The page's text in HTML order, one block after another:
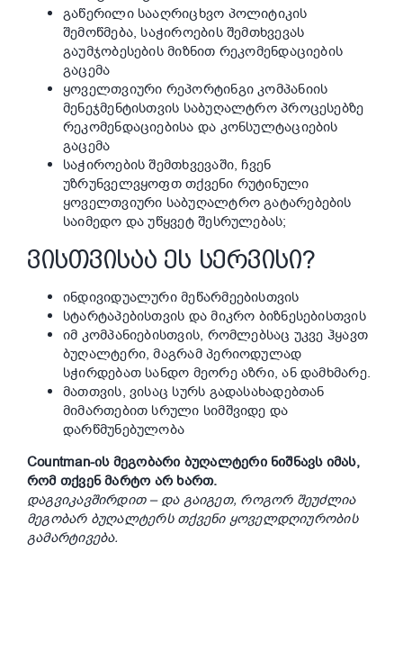
გაწერილი სააღრიცხვო პოლიტიკის
შემოწმება, საჭიროების შემთხვევას
გაუმჯობესების მიზნით რეკომენდაციების
გაცემა
ყოველთვიური რეპორტინგი კომპანიის
მენეჯმენტისთვის საბუღალტრო პროცესებზე
რეკომენდაციებისა და კონსულტაციების
გაცემა
საჭიროების შემთხვევაში, ჩვენ
უზრუნველვყოფთ თქვენი რუტინული
ყოველთვიური საბუღალტრო გატარებების
საიმედო და უწყვეტ შესრულებას;
ᲕᲘᲡᲗᲕᲘᲡᲐᲐ ᲔᲡ ᲡᲔᲠᲕᲘᲡᲘ?
ინდივიდუალური მეწარმეებისთვის
სტარტაპებისთვის და მიკრო ბიზნესებისთვის
იმ კომპანიებისთვის, რომლებსაც უკვე ჰყავთ
ბუღალტერი, მაგრამ პერიოდულად
სჭირდებათ სანდო მეორე აზრი, ან დამხმარე.
მათთვის, ვისაც სურს გადასახადებთან
მიმართებით სრული სიმშვიდე და
დარწმუნებულობა
Countman-ის მეგობარი ბუღალტერი ნიშნავს იმას,
რომ თქვენ მარტო არ ხართ.
დაგვიკავშირდით – და გაიგეთ, როგორ შეუძლია
მეგობარ ბუღალტერს თქვენი ყოველდღიურობის
გამარტივება.